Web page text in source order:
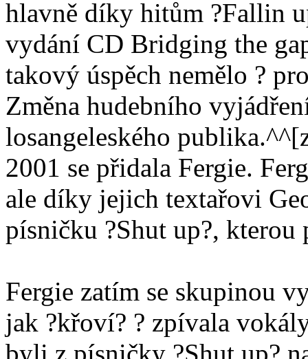
hlavně díky hitům ?Fallin
vydání CD Bridging the
takový úspěch nemělo ?
Změna hudebního
losangeleského
2001 se přidala Fergie.
ale díky jejich textařovi
písničku ?Shut up?,
Fergie zatím se skupinou
jak ?křoví? ? zpívala